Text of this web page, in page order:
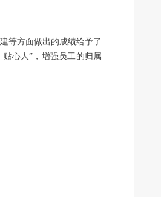
等方面做出的成绩给予了
心人”，增强员工的归属